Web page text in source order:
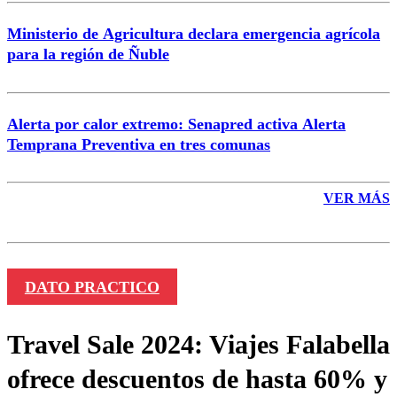
Ministerio de Agricultura declara emergencia agrícola
para la región de Ñuble
Alerta por calor extremo: Senapred activa Alerta
Temprana Preventiva en tres comunas
VER MÁS
DATO PRACTICO
Travel Sale 2024: Viajes Falabella
ofrece descuentos de hasta 60% y